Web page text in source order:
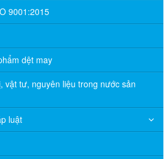
9001:2015
dệt may
vật tư, nguyên liệu trong nước sản
luật